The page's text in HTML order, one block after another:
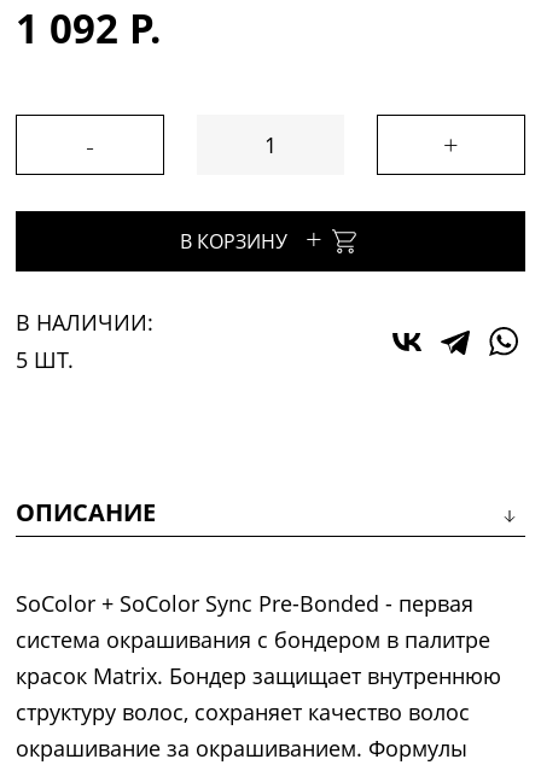
1 092 Р.
- +
В КОРЗИНУ +
В НАЛИЧИИ:
5 ШТ.
ОПИСАНИЕ
SoColor + SoColor Sync Pre-Bonded - первая
система окрашивания с бондером в палитре
красок Matrix. Бондер защищает внутреннюю
структуру волос, сохраняет качество волос
окрашивание за окрашиванием. Формулы